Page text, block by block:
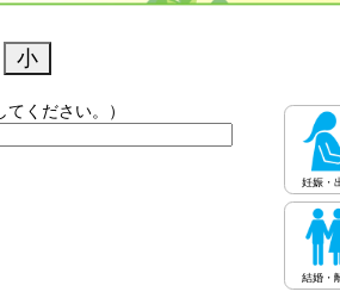
ください。）
妊娠・
結婚・